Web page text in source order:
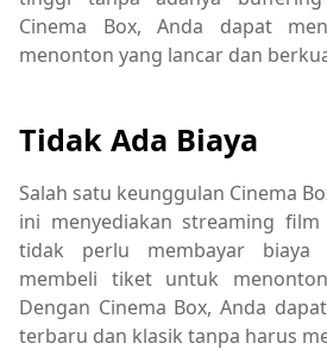
Cinema Box, Anda dapat
menonton yang lancar dan
Tidak Ada Biaya
Salah satu keunggulan Cinema
ini menyediakan streaming
tidak perlu membayar biaya
membeli tiket untuk
Dengan Cinema Box, Anda
terbaru dan klasik tanpa harus